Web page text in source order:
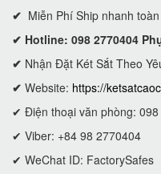
✔ Miễn Phí Ship nhanh
✔ Hotline: 098 2770404
✔ Nhận Đặt Két Sắt Theo
✔ Website: https://
✔ Điện thoại văn phòng:
✔ Viber: +84 98 2770404
✔ WeChat ID: FactorySafes